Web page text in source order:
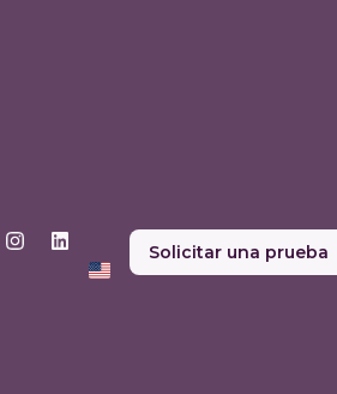
Solicitar una prueba